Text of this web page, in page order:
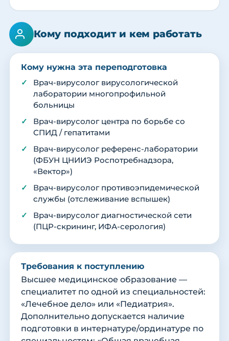
Кому подходит и кем работать
Кому нужна эта переподготовка
Врач-вирусолог вирусологической
лаборатории многопрофильной
больницы
Врач-вирусолог центра по борьбе со
СПИД / гепатитами
Врач-вирусолог референс-лаборатории
(ФБУН ЦНИИЭ Роспотребнадзора,
«Вектор»)
Врач-вирусолог противоэпидемической
службы (отслеживание вспышек)
Врач-вирусолог диагностической сети
(ПЦР-скрининг, ИФА-серология)
Требования к поступлению
Высшее медицинское образование —
специалитет по одной из специальностей:
«Лечебное дело» или «Педиатрия».
Дополнительно допускается наличие
подготовки в интернатуре/ординатуре по